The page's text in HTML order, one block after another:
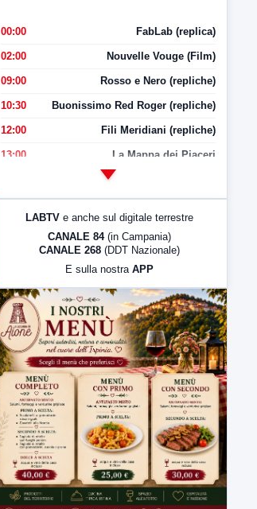
00:00 FabLab (replica)
02:00 Nouvelle Vouge (Film)
09:00 Rosso e Nero (repliche)
10:30 Buonissimo Red Roger (repliche)
12:00 Fili Meridiani (repliche)
13:00 La Mappa dei Piaceri
LabNews (Diretta)
23:00 LabNews (replica)
LABTV e anche sul digitale terrestre
CANALE 84 (in Campania)
CANALE 268 (DDT Nazionale)
E sulla nostra APP